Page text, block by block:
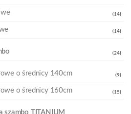
(14)
(14)
(24)
o średnicy 140cm (9)
o średnicy 160cm (15)
szambo TITANIUM